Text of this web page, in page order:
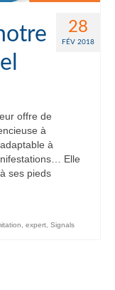
28
FÉV 2018
offre de
à
à
Elle
ses pieds
expert Signals